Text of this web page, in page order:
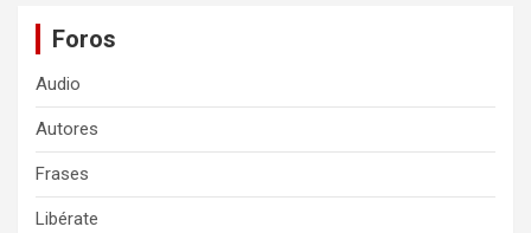
Foros
Audio
Autores
Frases
Libérate